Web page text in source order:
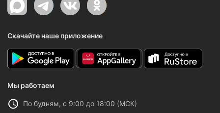
Скачайте наше приложение
Мы работаем
По будням, с 9:00 до 18:00 (МСК)